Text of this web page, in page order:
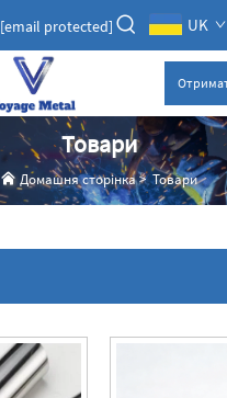
[email protected] UK
Товари
Домашня сторінка>Товари